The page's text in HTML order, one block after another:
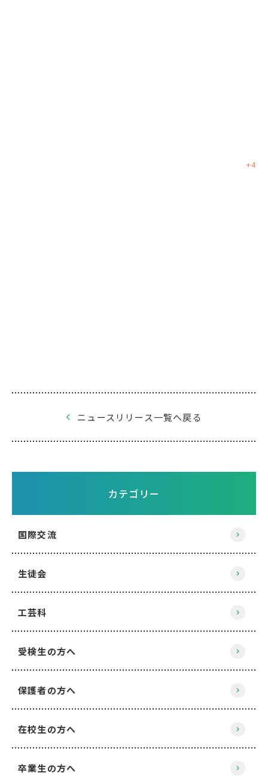
+4
ニュースリリース一覧へ戻る
カテゴリー
国際交流
生徒会
工芸科
受検生の方へ
保護者の方へ
在校生の方へ
卒業生の方へ